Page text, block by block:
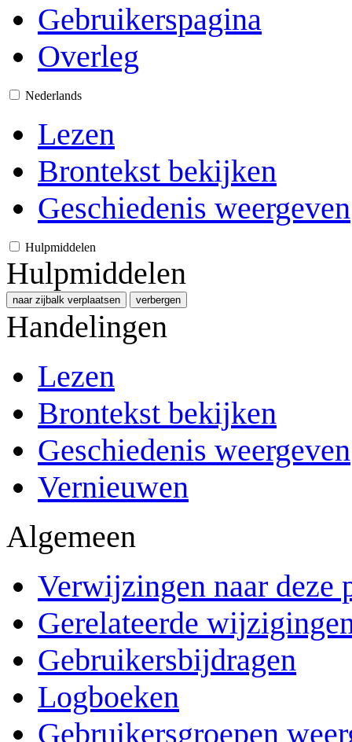
Gebruikerspagina
Overleg
Nederlands
Lezen
Brontekst bekijken
Geschiedenis weergeven
Hulpmiddelen
Hulpmiddelen
naar zijbalk verplaatsen verbergen
Handelingen
Lezen
Brontekst bekijken
Geschiedenis weergeven
Vernieuwen
Algemeen
Verwijzingen naar deze
Gerelateerde
Gebruikersbijdragen
Logboeken
Gebruikersgroepen